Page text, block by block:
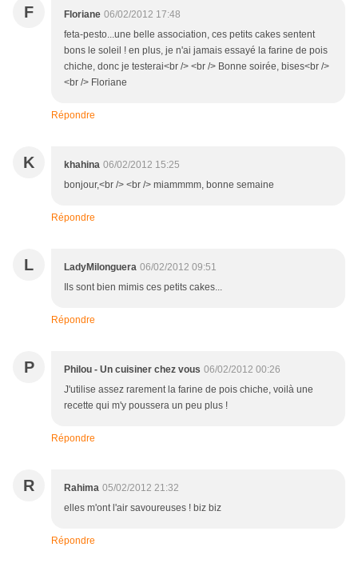
F Floriane 06/02/2012 17:48
feta-pesto...une belle association, ces petits cakes sentent
bons le soleil ! en plus, je n'ai jamais essayé la farine de pois
chiche, donc je testerai<br /> <br /> Bonne soirée, bises<br />
<br /> Floriane
Répondre
K khahina 06/02/2012 15:25
bonjour,<br /> <br /> miammmm, bonne semaine
Répondre
L LadyMilonguera 06/02/2012 09:51
Ils sont bien mimis ces petits cakes...
Répondre
P Philou - Un cuisiner chez vous 06/02/2012 00:26
J'utilise assez rarement la farine de pois chiche, voilà une
recette qui m'y poussera un peu plus !
Répondre
R Rahima 05/02/2012 21:32
elles m'ont l'air savoureuses ! biz biz
Répondre